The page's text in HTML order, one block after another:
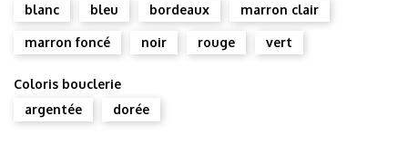
blanc
bleu bordeaux marron clair
marron foncé noir rouge vert
Coloris bouclerie
argentée
dorée